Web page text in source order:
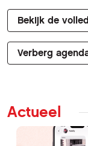
Bekijk de
Verberg
Actueel